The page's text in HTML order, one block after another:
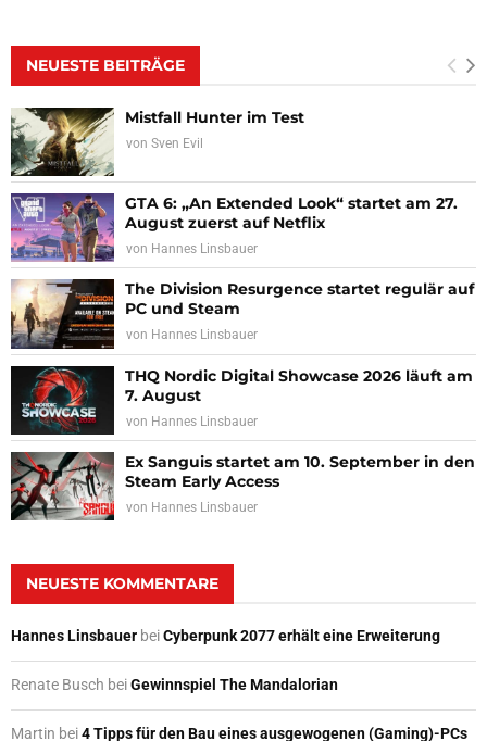
NEUESTE BEITRÄGE
Mistfall Hunter im Test
von Sven Evil
GTA 6: „An Extended Look“ startet am 27.
August zuerst auf Netflix
von Hannes Linsbauer
The Division Resurgence startet regulär auf
PC und Steam
von Hannes Linsbauer
THQ Nordic Digital Showcase 2026 läuft am
7. August
von Hannes Linsbauer
Ex Sanguis startet am 10. September in den
Steam Early Access
von Hannes Linsbauer
NEUESTE KOMMENTARE
Hannes Linsbauer beiCyberpunk 2077 erhält eine Erweiterung
Renate Busch beiGewinnspiel The Mandalorian
Martin bei4 Tipps für den Bau eines ausgewogenen (Gaming)-PCs